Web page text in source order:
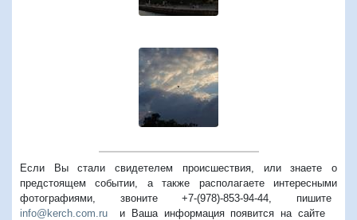
Если Вы стали свидетелем происшествия, или знаете о
предстоящем событии, а также располагаете интересными
фотографиями, звоните +7-(978)-853-94-44, пишите
info@kerch.com.ru и Ваша информация появится на сайте